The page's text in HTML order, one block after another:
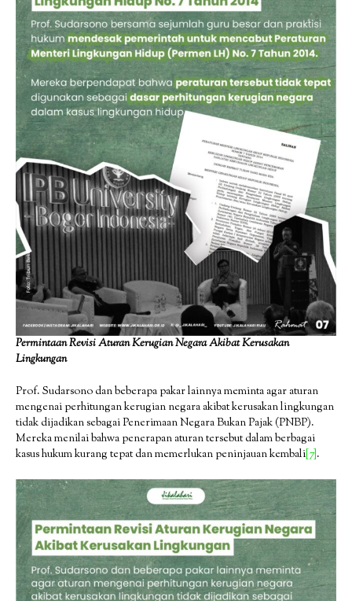
Permintaan Revisi Aturan Kerugian Negara Akibat Kerusakan
Lingkungan
Prof. Sudarsono dan beberapa pakar lainnya meminta agar aturan
mengenai perhitungan kerugian negara akibat kerusakan lingkungan
tidak dijadikan sebagai Penerimaan Negara Bukan Pajak (PNBP).
Mereka menilai bahwa penerapan aturan tersebut dalam berbagai
kasus hukum kurang tepat dan memerlukan peninjauan kembali[7].